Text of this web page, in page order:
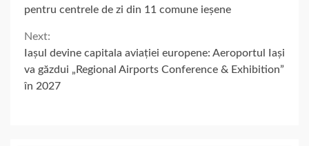
Reading
pentru centrele de zi din 11 comune ieșene
Next:
Iașul devine capitala aviației europene: Aeroportul Iași
va găzdui „Regional Airports Conference & Exhibition”
în 2027